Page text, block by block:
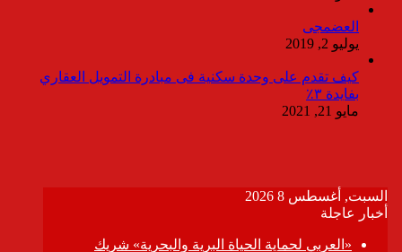
العضمجى
يوليو 2, 2019
كيف تقدم على وحدة سكنية فى مبادرة التمويل العقاري
بفايدة ٣٪
مايو 21, 2021